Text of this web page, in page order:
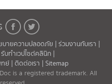
บายความปลอดภัย |ร่วมงานกับเรา |
รับทำเวปไซต์คลินิก |
ย์ |ติดต่อเรา |Sitemap
is a registered trademark. All